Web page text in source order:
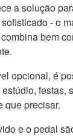
a solução
- o
bem
opcional, é
festas,
que precisar.
e o pedal